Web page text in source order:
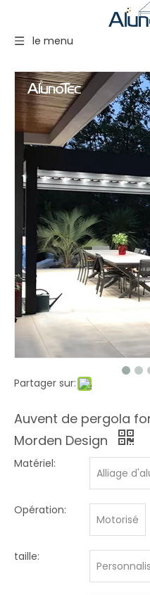
le menu
Partager sur:
Auvent de pergola
Morden Design
Matériel:
Alliage
Opération:
Motorisé
taille: